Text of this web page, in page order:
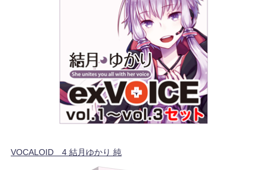
VOCALOID™4 結月ゆかり 純